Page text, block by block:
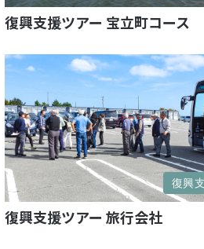
復興支援ツアー 宝立町コース
復興
復興支援ツアー 旅行会社